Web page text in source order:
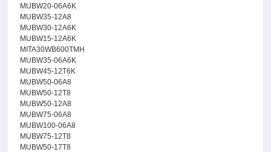
MUBW20-06A6K
MUBW35-12A8
MUBW30-12A6K
MUBW15-12A6K
MITA30WB600TMH
MUBW35-06A6K
MUBW45-12T6K
MUBW50-06A8
MUBW50-12T8
MUBW50-12A8
MUBW75-06A8
MUBW100-06A8
MUBW75-12T8
MUBW50-17T8